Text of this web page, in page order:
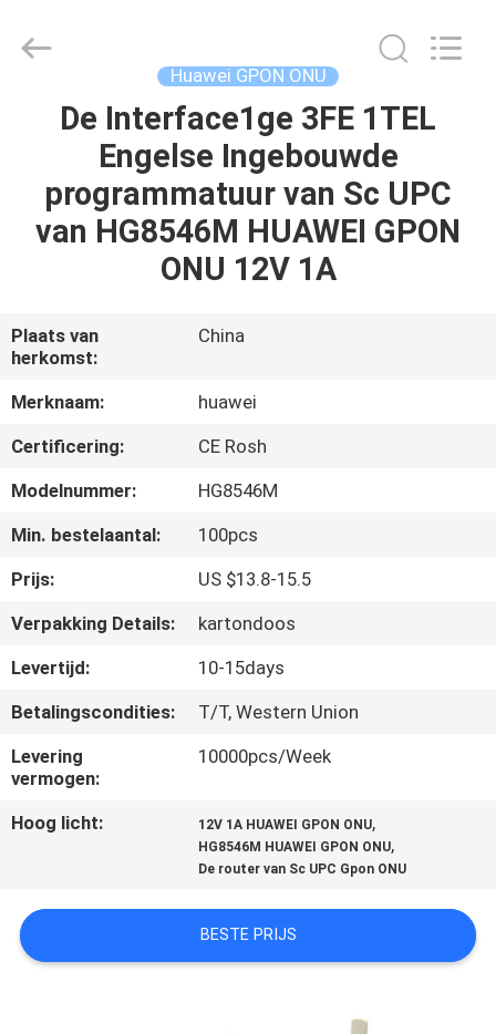
HUIS
PRODUCTEN
FABRIEKSREIS
KWALITEITSCONTROLE
CONTACTEER
ONS
VERZOEK
OM
CITAAT
SITEMAP
POLICY
LIMITED.
Huawei GPON ONU
De Interface1ge 3FE 1TEL
Engelse Ingebouwde
programmatuur van Sc UPC
van HG8546M HUAWEI GPON
ONU 12V 1A
Plaats van
herkomst:
China
Merknaam:
huawei
Certificering:
CE Rosh
Modelnummer:
HG8546M
Min. bestelaantal:
100pcs
Prijs:
US $13.8-15.5
Verpakking Details:
kartondoos
Levertijd:
10-15days
Betalingscondities:
T/T, Western Union
Levering
vermogen:
10000pcs/Week
Hoog licht: 12V 1A HUAWEI GPON ONU,
HG8546M HUAWEI GPON ONU,
De router van Sc UPC Gpon ONU
BESTE PRIJS